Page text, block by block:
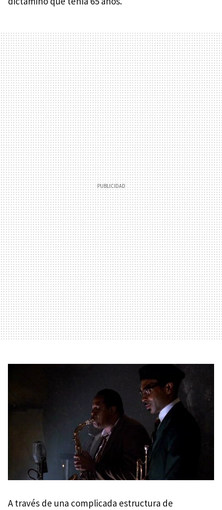
A través de una complicada estructura de